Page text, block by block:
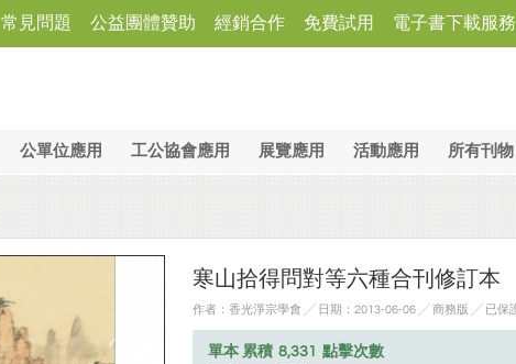
常見問題 公益團體贊助 經銷合作 免費試用 電子書下載服務
公單位應用 工公協會應用 展覽應用 活動應用 所有刊物
寒山拾得問對等六種合刊修訂本
作者：香光淨宗學會 ╱ 日期：2013-06-06 ╱ 商務版 ╱ 已保
單本 累積 8,331 點擊次數